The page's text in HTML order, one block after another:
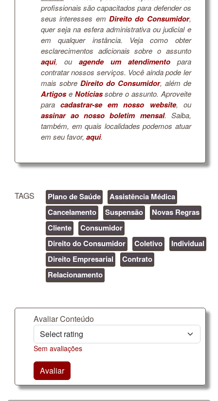
profissionais são capacitados para defender os
seus interesses emDireito do Consumidor,
quer seja na esfera administrativa ou judicial e
em qualquer instância. Veja como obter
esclarecimentos adicionais sobre o assunto
aqui, ou agende um atendimentopara
contratar nossos serviços. Você ainda pode ler
mais sobre Direito do Consumidor, além de
Artigose Notíciassobre o assunto. Aproveite
paracadastrar-se em nosso website, ou
assinar ao nosso boletim mensal. Saiba,
também, em quais localidades podemos atuar
em seu favor, aqui.
TAGS Plano de Saúde
Assistência Médica
Cancelamento
Suspensão
Novas Regras
Cliente
Consumidor
Direito do Consumidor
Coletivo
Individual
Direito Empresarial
Contrato
Relacionamento
Avaliar Conteúdo
Sem avaliações
Avaliar